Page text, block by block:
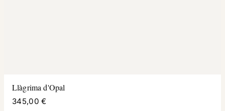
Llàgrima d'Opal
345,00 €